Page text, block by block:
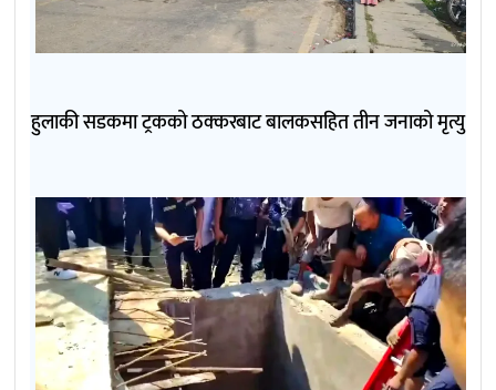
हुलाकी सडकमा ट्रकको ठक्करबाट बालकसहित तीन जनाको मृत्यु